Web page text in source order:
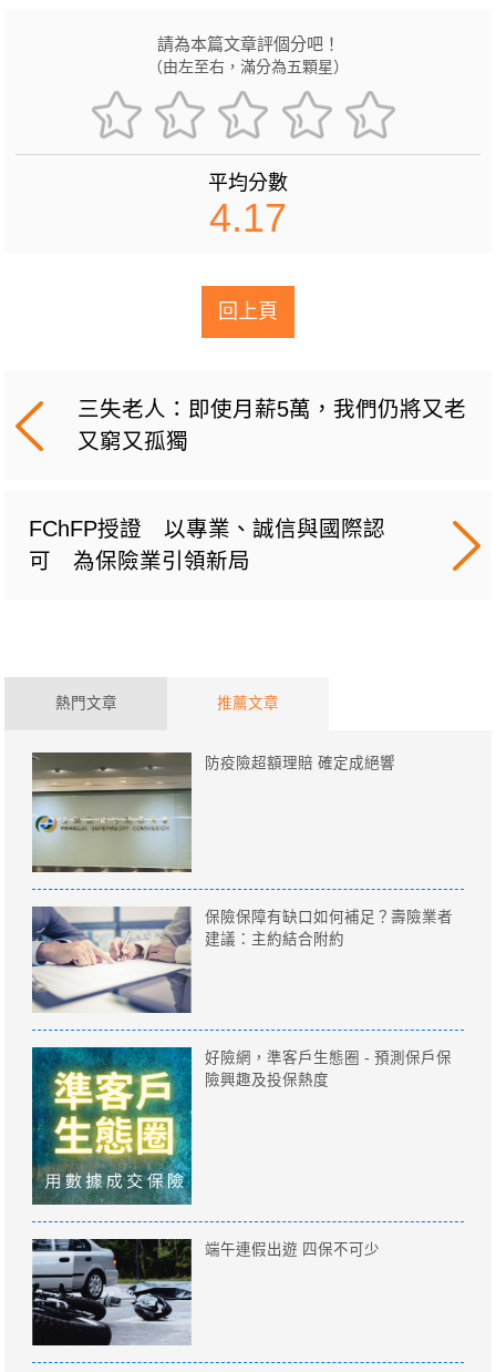
請為本篇文章評個分吧！
（由左至右，滿分為五顆星）
平均分數
4.17
回上頁
三失老人：即使月薪5萬，我們仍將又老
又窮又孤獨
FChFP授證 以專業、誠信與國際認
可 為保險業引領新局
熱門文章 推薦文章
防疫險超額理賠 確定成絕響
保險保障有缺口如何補足？壽險業者
建議：主約結合附約
好險網，準客戶生態圈 - 預測保戶保
險興趣及投保熱度
端午連假出遊 四保不可少